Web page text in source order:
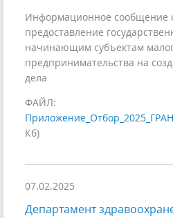
Информационное сообщение
предоставление
начинающим субъектам
предпринимательства на
дела
ФАЙЛ:
Кб)
07.02.2025
Департамент